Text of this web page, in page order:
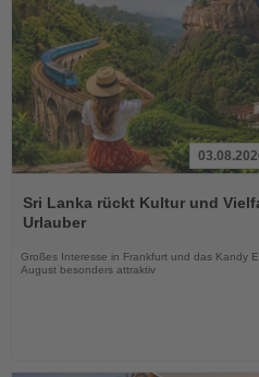
Sie
die
Sri Lanka rückt Kultur und
Urlauber
Großes Interesse in Frankfurt und das Kandy
August besonders attraktiv